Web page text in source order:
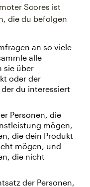
Scores ist
die du befolgen
an so viele
alle
sie über
oder der
du interessiert
Personen, die
mögen,
die dein Produkt
mögen, und
die nicht
der Personen,